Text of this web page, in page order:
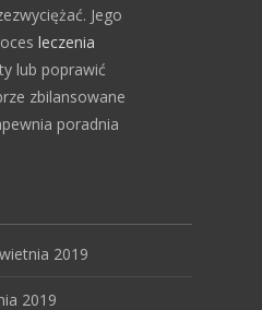
Jego
leczenia
lub poprawić
zbilansowane
poradnia
2019
2019